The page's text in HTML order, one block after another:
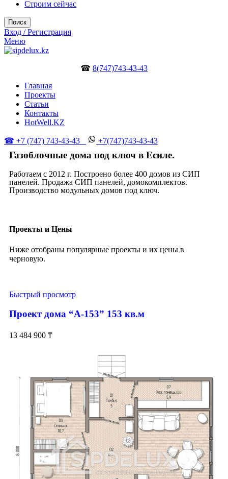
Строим сейчас
Поиск
Вход / Регистрация
Меню
☎ 8(747)743-43-43
Главная
Проекты
Статьи
Контакты
HotWell.KZ
☎ +7 (747) 743-43-43 +7(747)743-43-43
Газоблочные дома под ключ в Есиле.
Работаем с 2012 г. Построено более 400 домов из СИП
панелей. Продажа СИП панелей, домокомплектов.
Производство модульных домов под ключ.
Проекты и Цены
Ниже отобраны популярные проекты и их цены в
черновую.
Быстрый просмотр
Проект дома “А-153” 153 кв.м
13 484 900 ₸